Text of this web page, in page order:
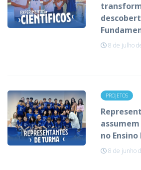
8 de julho
PROJETOS
no
8 de junho